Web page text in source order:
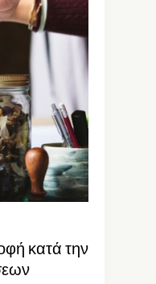
κατά την